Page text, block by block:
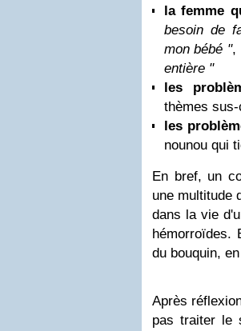
la femme
besoin de
mon bébé ",
entière "
les
thèmes
les
nounou qui
En bref, un
une multitude
dans la vie
du bouquin,
Après
pas traiter le